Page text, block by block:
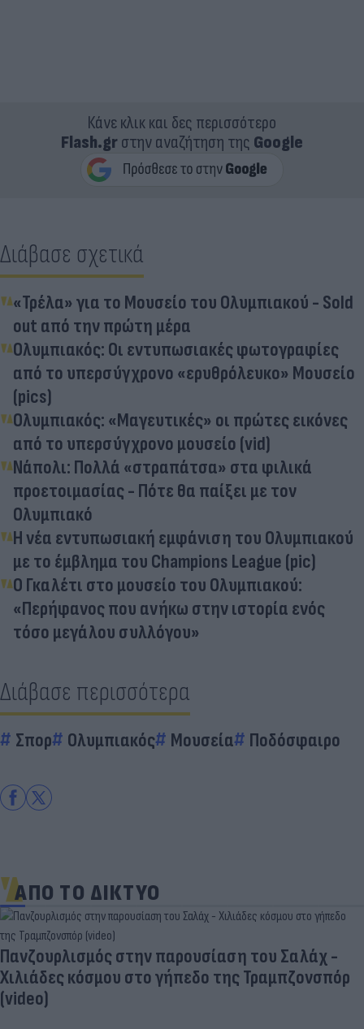
Κάνε κλικ και δες περισσότερο
Flash.grστην αναζήτηση της Google
Διάβασε σχετικά
«Τρέλα» για το Μουσείο του Ολυμπιακού - Sold
out από την πρώτη μέρα
Ολυμπιακός: Οι εντυπωσιακές φωτογραφίες
από το υπερσύγχρονο «ερυθρόλευκο» Μουσείο
(pics)
Ολυμπιακός: «Μαγευτικές» οι πρώτες εικόνες
από το υπερσύγχρονο μουσείο (vid)
Νάπολι: Πολλά «στραπάτσα» στα φιλικά
προετοιμασίας - Πότε θα παίξει με τον
Ολυμπιακό
Η νέα εντυπωσιακή εμφάνιση του Ολυμπιακού
με το έμβλημα του Champions League (pic)
Ο Γκαλέτι στο μουσείο του Ολυμπιακού:
«Περήφανος που ανήκω στην ιστορία ενός
τόσο μεγάλου συλλόγου»
Διάβασε περισσότερα
Σπορ Ολυμπιακός Μουσεία Ποδόσφαιρο
ΑΠΟ ΤΟ ΔΙΚΤΥΟ